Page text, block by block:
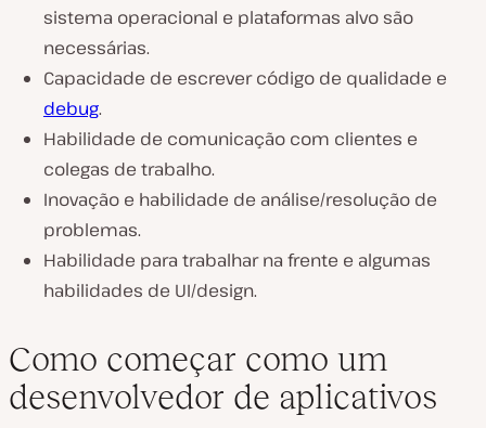
sistema operacional e plataformas alvo são
necessárias.
Capacidade de escrever código de qualidade e
debug.
Habilidade de comunicação com clientes e
colegas de trabalho.
Inovação e habilidade de análise/resolução de
problemas.
Habilidade para trabalhar na frente e algumas
habilidades de UI/design.
Como começar como um
desenvolvedor de aplicativos